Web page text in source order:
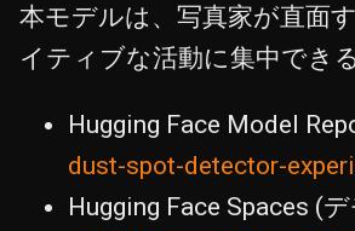
本モデルは、写真家が直面
イティブな活動に集中でき
Hugging Face Model
dust-spot-detector-
Hugging Face Spaces (